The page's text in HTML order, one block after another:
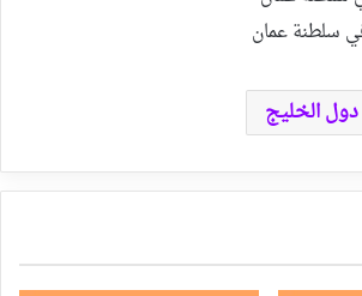
سلطنة عمان
الخليج